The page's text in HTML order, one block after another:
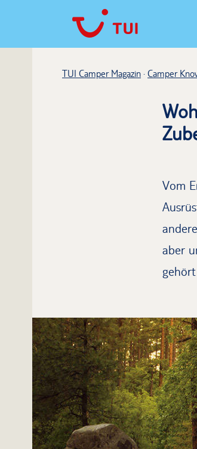
TUI Camper Magazin Camper
Vom
aber